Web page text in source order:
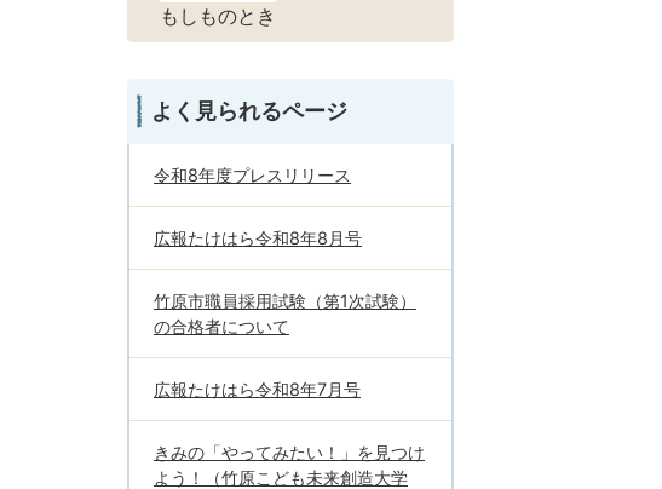
もしものとき
よく見られるページ
令和8年度プレスリリース
広報たけはら令和8年8月号
竹原市職員採用試験（第1次試験）
の合格者について
広報たけはら令和8年7月号
きみの「やってみたい！」を見つけ
よう！（竹原こども未来創造大学